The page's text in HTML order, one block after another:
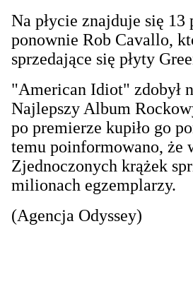
Na płycie znajduje się 13
ponownie Rob Cavallo,
sprzedające się płyty
"American Idiot" zdobył
Najlepszy Album
po premierze kupiło go
temu poinformowano, że
Zjednoczonych krążek
milionach egzemplarzy.
(Agencja Odyssey)